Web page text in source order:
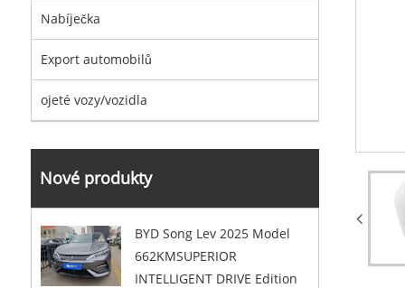
Nabíječka
Export automobilů
ojeté vozy/vozidla
Nové produkty
BYD Song Lev 2025 Model
662KMSUPERIOR
INTELLIGENT DRIVE Edition